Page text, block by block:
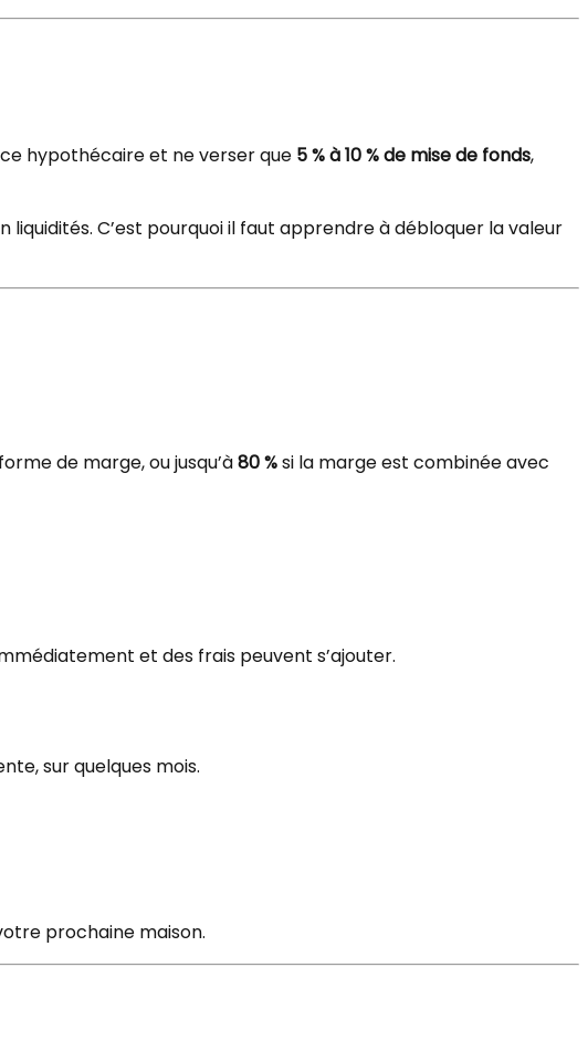
hypothécaire et ne verser que 5 % à 10 % de mise de fonds,
liquidités. C’est pourquoi il faut apprendre à débloquer la valeur
de marge, ou jusqu’à80 %si la marge est combinée avec
et des frais peuvent s’ajouter.
sur quelques mois.
prochaine maison.